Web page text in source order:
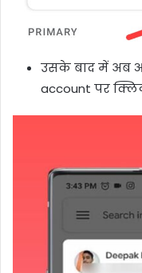
उसके बाद में अब
account पर